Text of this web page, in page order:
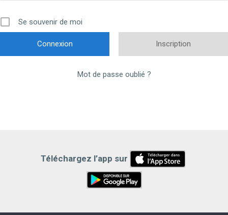
Se souvenir de moi
Inscription
Mot de passe oublié ?
Téléchargez l’app sur